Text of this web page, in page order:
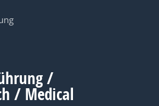
/
/ Medical